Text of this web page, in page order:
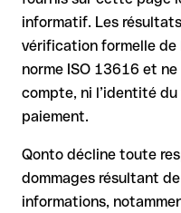
la banque réceptrice
votre banque peut
demande
le remboursement n’est
déjà été retirés
pour les virements hors
complexe et peut
Recommandation:
informatif. Les
vérification formelle de
norme ISO 13616 et
compte, ni l’identité
paiement.
Qonto décline toute
dommages résultant
informations,